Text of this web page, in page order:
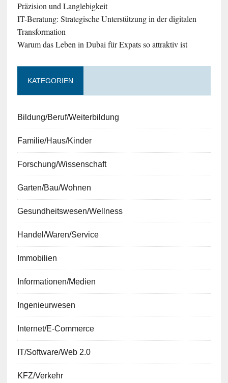
Präzision und Langlebigkeit
IT-Beratung: Strategische Unterstützung in der digitalen
Transformation
Warum das Leben in Dubai für Expats so attraktiv ist
KATEGORIEN
Bildung/Beruf/Weiterbildung
Familie/Haus/Kinder
Forschung/Wissenschaft
Garten/Bau/Wohnen
Gesundheitswesen/Wellness
Handel/Waren/Service
Immobilien
Informationen/Medien
Ingenieurwesen
Internet/E-Commerce
IT/Software/Web 2.0
KFZ/Verkehr